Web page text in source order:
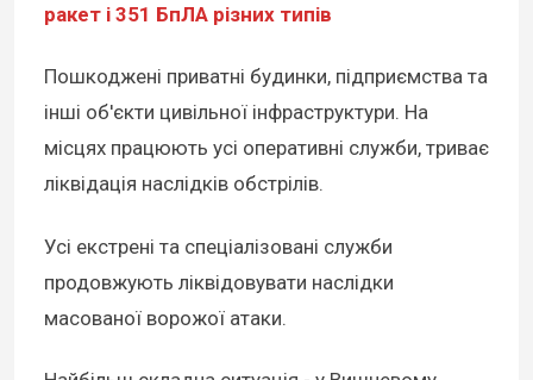
ракет і 351 БпЛА різних типів
Пошкоджені приватні будинки, підприємства та
інші об'єкти цивільної інфраструктури. На
місцях працюють усі оперативні служби, триває
ліквідація наслідків обстрілів.
Усі екстрені та спеціалізовані служби
продовжують ліквідовувати наслідки
масованої ворожої атаки.